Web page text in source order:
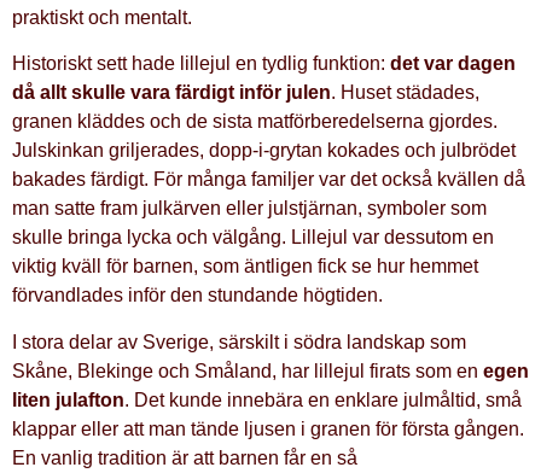
praktiskt och mentalt.
Historiskt sett hade lillejul en tydlig funktion: det var dagen
då allt skulle vara färdigt inför julen. Huset städades,
granen kläddes och de sista matförberedelserna gjordes.
Julskinkan griljerades, dopp-i-grytan kokades och julbrödet
bakades färdigt. För många familjer var det också kvällen då
man satte fram julkärven eller julstjärnan, symboler som
skulle bringa lycka och välgång. Lillejul var dessutom en
viktig kväll för barnen, som äntligen fick se hur hemmet
förvandlades inför den stundande högtiden.
I stora delar av Sverige, särskilt i södra landskap som
Skåne, Blekinge och Småland, har lillejul firats som en egen
liten julafton. Det kunde innebära en enklare julmåltid, små
klappar eller att man tände ljusen i granen för första gången.
En vanlig tradition är att barnen får en så